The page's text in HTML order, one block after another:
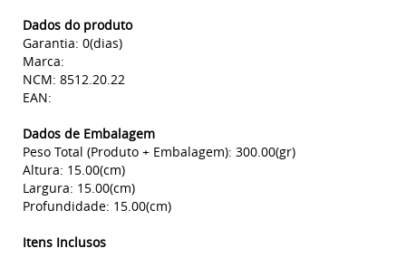
Dados do produto
Garantia: 0(dias)
Marca:
NCM: 8512.20.22
EAN:
Dados de Embalagem
Peso Total (Produto + Embalagem): 300.00(gr)
Altura: 15.00(cm)
Largura: 15.00(cm)
Profundidade: 15.00(cm)
Itens Inclusos